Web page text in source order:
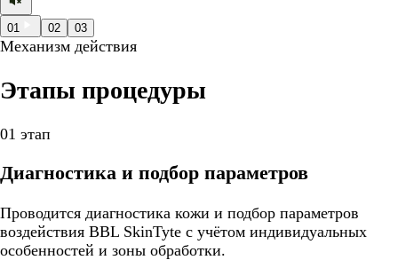
01 02 03
Механизм действия
Этапы процедуры
01 этап
Диагностика и подбор параметров
Проводится диагностика кожи и подбор параметров
воздействия BBL SkinTyte с учётом индивидуальных
особенностей и зоны обработки.